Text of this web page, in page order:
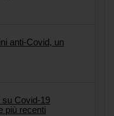
anti-Covid, un
su Covid-19
più recenti